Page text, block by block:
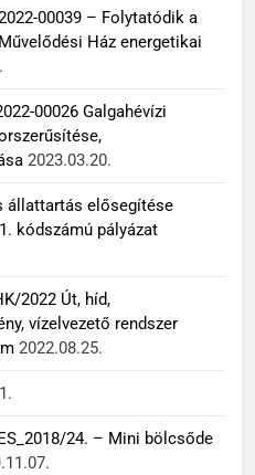
00039 – Folytatódik a
Ház energetikai
00026 Galgahévízi
2023.03.20.
állattartás elősegítése
kódszámú pályázat
2022 Út, híd,
vízelvezető rendszer
2022.08.25.
24. – Mini bölcsőde